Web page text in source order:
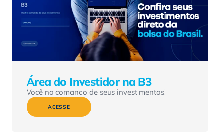
Área do Investidor na B3
Você no comando de seus investimentos!
ACESSE